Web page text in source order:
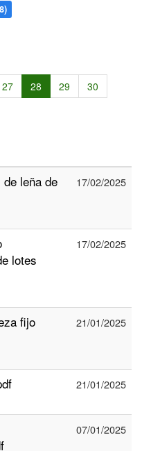
27 28 29
30
leña de
17/02/2025
lotes
17/02/2025
fijo
21/01/2025
21/01/2025
07/01/2025